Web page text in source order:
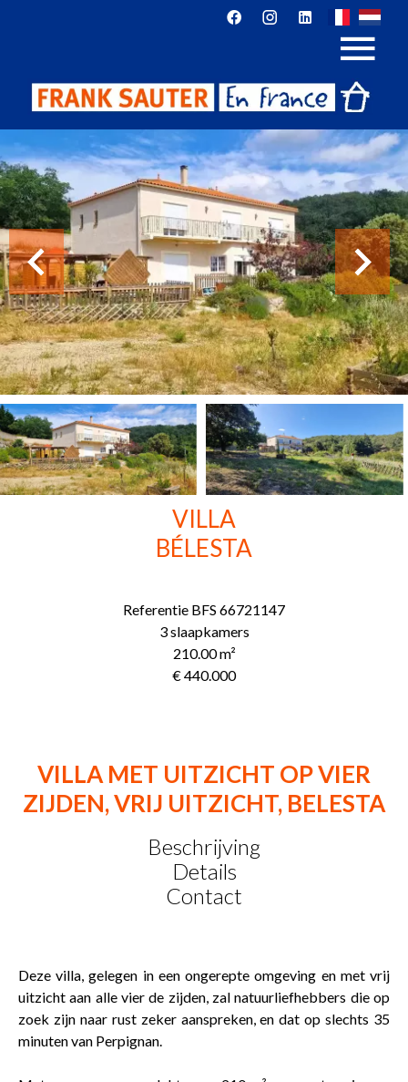
VILLA
BÉLESTA
Referentie BFS 66721147
3 slaapkamers
210.00m²
€ 440.000
VILLA MET UITZICHT OP VIER
ZIJDEN, VRIJ UITZICHT, BELESTA
Beschrijving
Details
Contact
Deze villa, gelegen in een ongerepte omgeving en met vrij
uitzicht aan alle vier de zijden, zal natuurliefhebbers die op
zoek zijn naar rust zeker aanspreken, en dat op slechts 35
minuten van Perpignan.